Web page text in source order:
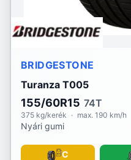
BRIDGESTONE
Turanza T005
155/60R15 74T
375 kg/kerék · max. 190 km/h
Nyári gumi
C